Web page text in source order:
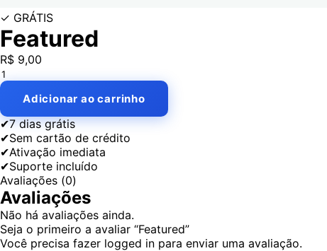
✓ GRÁTIS
Featured
R$ 9,00
Adicionar ao carrinho
✔7 dias grátis
✔Sem cartão de crédito
✔Ativação imediata
✔Suporte incluído
Avaliações (0)
Avaliações
Não há avaliações ainda.
Seja o primeiro a avaliar “Featured”
Você precisa fazer logged in para enviar uma avaliação.